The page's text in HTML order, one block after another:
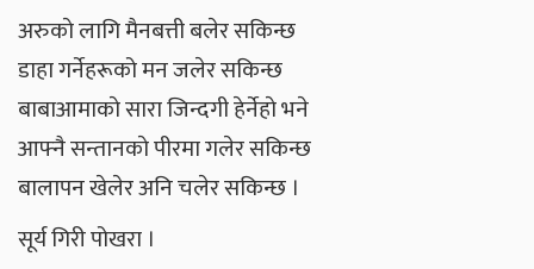
अरुकाे लागि मैनबत्ती बलेर सकिन्छ
डाहा गर्नेहरूको मन जलेर सकिन्छ
बाबाआमाकाे सारा जिन्दगी हेर्नेहाे भने
आफ्नै सन्तानकाे पीरमा गलेर सकिन्छ
बालापन खेलेर अनि चलेर सकिन्छ ।
सूर्य गिरी पोखरा ।